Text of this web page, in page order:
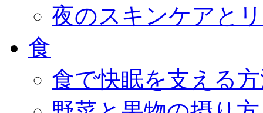
夜のスキンケアと
食
食で快眠を支える